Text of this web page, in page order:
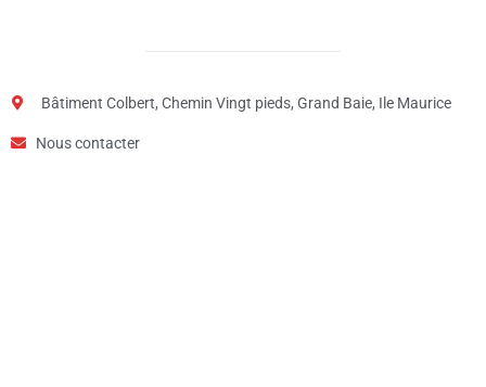
Bâtiment Colbert, Chemin Vingt pieds, Grand Baie, Ile Maurice
Nous contacter